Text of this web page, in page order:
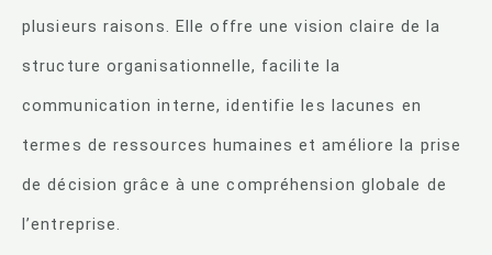
plusieurs raisons. Elle offre une vision claire de la
structure organisationnelle, facilite la
communication interne, identifie les lacunes en
termes de ressources humaines et améliore la prise
de décision grâce à une compréhension globale de
l’entreprise.